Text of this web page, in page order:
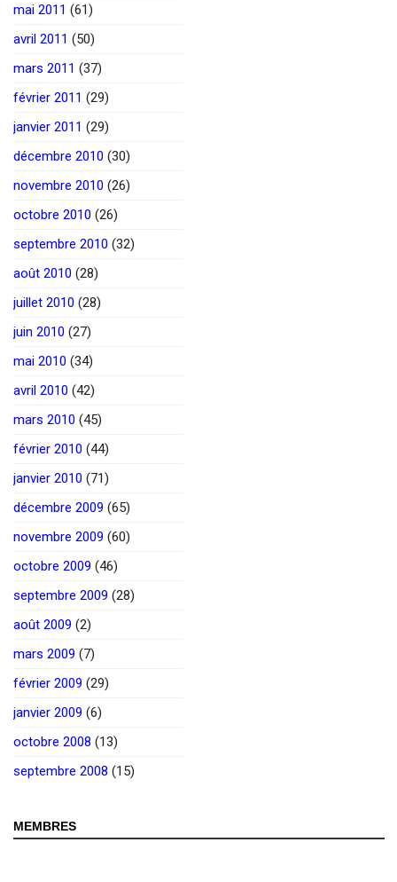
mai 2011 (61)
avril 2011 (50)
mars 2011 (37)
février 2011 (29)
janvier 2011 (29)
décembre 2010 (30)
novembre 2010 (26)
octobre 2010 (26)
septembre 2010 (32)
août 2010 (28)
juillet 2010 (28)
juin 2010 (27)
mai 2010 (34)
avril 2010 (42)
mars 2010 (45)
février 2010 (44)
janvier 2010 (71)
décembre 2009 (65)
novembre 2009 (60)
octobre 2009 (46)
septembre 2009 (28)
août 2009 (2)
mars 2009 (7)
février 2009 (29)
janvier 2009 (6)
octobre 2008 (13)
septembre 2008 (15)
MEMBRES